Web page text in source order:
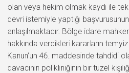
olan veya hekim olmak kaydı ile
devri istemiyle yaptığı
anlaşılmaktadır. Bölge idare
hakkında verdikleri kararların
Kanun’un 46. maddesinde tahdidi
davacının polikliniğinin bir tüzel